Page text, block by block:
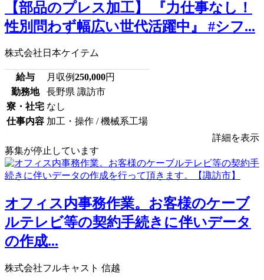
【部品のプレス加工】 『力仕事なし！
性別問わず幅広い世代活躍中』 #シフ...
株式会社日本ケイテム
給与 月収例250,000円
勤務地
長野県 諏訪市
寮・社宅 なし
仕事内容 加工・操作 / 機械系工場
詳細を表示
募集が停止しています
オフィス内事務作業。お客様のケーブ
ルテレビ等の契約手続きに伴いデータ
の作成...
株式会社フルキャスト 信越